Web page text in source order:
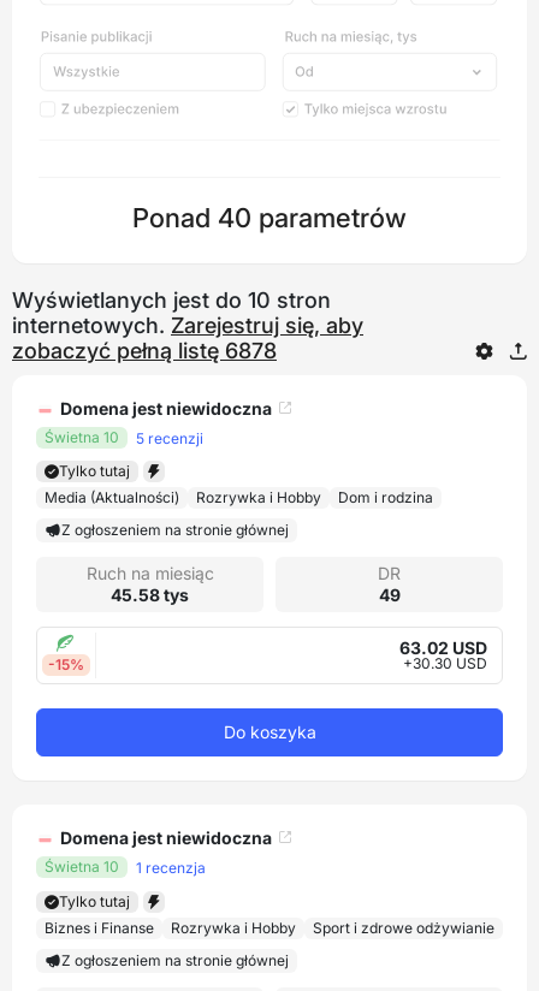
Ponad 40 parametrów
Wyświetlanych jest do 10 stron
internetowych. Zarejestruj się, aby
zobaczyć pełną listę 6878
Domena jest niewidoczna
Świetna 10
5 recenzji
Tylko tutaj
Media (Aktualności)
Rozrywka i Hobby
Dom i rodzina
Z ogłoszeniem na stronie głównej
Ruch na miesiąc
45.58 tys
DR
49
-15%
63.02 USD
+30.30 USD
Do koszyka
Domena jest niewidoczna
Świetna 10
1 recenzja
Tylko tutaj
Biznes i Finanse
Rozrywka i Hobby
Sport i zdrowe odżywianie
Z ogłoszeniem na stronie głównej